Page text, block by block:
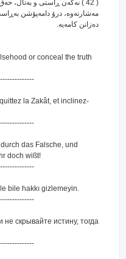
( 42 ) نه‌كه‌ن ڕاستی و به‌تاڵ،
مه‌شارنه‌وه‌، درۆ دامه‌پۆشن
ده‌زانن كامه‌یه‌.
or conceal the truth
la Zakât, et inclinez-
das Falsche, und
doch wißt!
bile hakkı gizlemeyin.
не скрывайте истину, тогда